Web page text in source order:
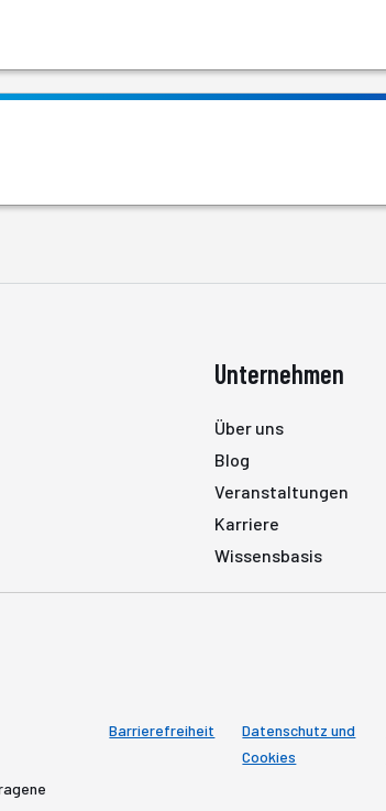
Unternehmen
Über uns
Blog
Veranstaltungen
Karriere
Wissensbasis
Barrierefreiheit
Datenschutz und
Cookies